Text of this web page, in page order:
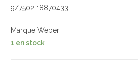
9/7502 18870433
Marque Weber
1 en stock